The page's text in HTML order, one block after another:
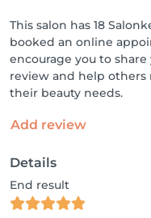
This salon has 18
booked an online
encourage you to
review and help
their beauty needs.
Add review
Details
End result